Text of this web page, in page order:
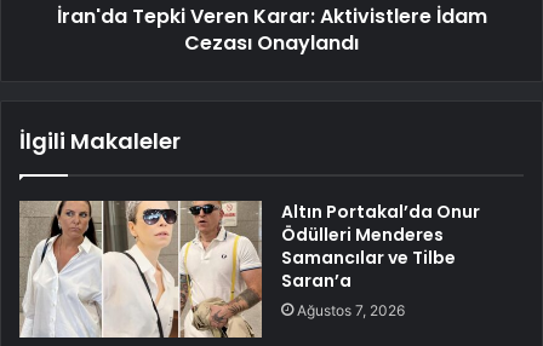
İran'da Tepki Veren Karar: Aktivistlere İdam
Cezası Onaylandı
İlgili Makaleler
Altın Portakal’da Onur
Ödülleri Menderes
Samancılar ve Tilbe
Saran’a
Ağustos 7, 2026